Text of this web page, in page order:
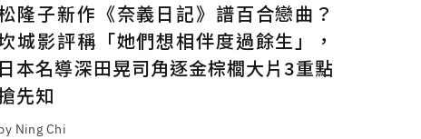
隆子新作《奈義日記》譜百合戀曲？
城影評稱「她們想相伴度過餘生」，
日本名導深田晃司角逐金棕櫚大片3重點
先知
Ning Chi